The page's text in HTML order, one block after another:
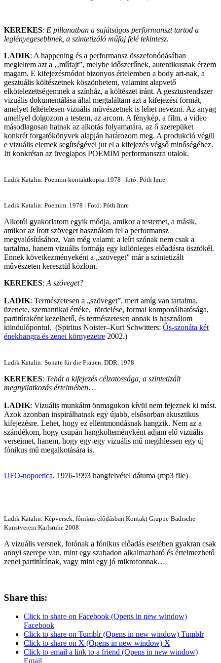
KEREKES: E pillanatban a sajátságos performanszt tartod a
leglényegesebbnek, a szintetizáló műfaj felé tekintesz.
LADIK: A happening és a performansz összefonódásában
megleltem azt a ‚‚műfajt”, melybe időszerűnek, autentikusnak érzem
magam. E kifejezésmódot bizonyos értelemben a body art-nak, a
gesztuális költészetnek köszönhetem, valamint alapvető
elkötelezettségemnek a színház, a költészet iránt. A gesztusrendszer
vizuális dokumentálása által megtaláltam azt a kifejezési formát,
amelyet feltételesen vizuális művészetnek is lehet nevezni. Az anyag
amellyel dolgozom a testem, az arcom. A fénykép, a film, a video
másodlagosan hatnak az alkotás folyamatára, az ő szerepüket
konkrét forgatókönyvek alapján határozom meg. A produkció végül
e vizuális elemek segítségével jut el a kifejezés végső minőségéhez.
Itt konkrétan az üveglapos POEMIM performanszra utalok.
Ladik Katalin: Poemim-kontaktkopia. 1978 | fotó: Póth Imre
Ladik Katalin: Poemim. 1978 | Fotó: Póth Imre
Alkotói gyakorlatom egyik módja, amikor a testemet, a másik,
amikor az írott szöveget használom fel a performansz
megvalósításához. Van még valami: a leírt szónak nem csak a
tartalma, hanem vizuális formája egy különleges előadásra ösztökél.
Ennek következményeként a „szöveget” már a szintetizált
művészeten keresztül közlöm.
KEREKES: A szöveget?
LADIK: Természetesen a „szöveget”, mert amíg van tartalma,
üzenete, szemantikai értéke, tördelése, formai komponálhatósága,
partitúraként kezelhető, és természetesen annak is használom
kiindulópontul. (Spiritus Noister–Kurt Schwitters: Ős-szonáta két
énekhangra és zenei környezetre 2002.)
Ladik Katalin: Sonate für die Frauen. DDR, 1978
KEREKES: Tehát a kifejezés célzatossága, a szintetizált
megnyilatkozás értelmében…
LADIK: Vizuális munkáim önmagukon kívül nem fejeznek ki mást.
Azok azonban inspirálhatnak egy újabb, elsősorban akusztikus
kifejezésre. Lehet, hogy ez ellentmondásnak hangzik. Nem az a
szándékom, hogy csupán hangkölteményként adjam elő vizuális
verseimet, hanem, hogy egy-egy vizuális mű megihlessen egy új
fónikus mű megalkotására is.
UFO-nopoetica. 1976-1993 hangfelvétel dátuma (mp3 file)
Ladik Katalin: Képversek, fónikus elődásban Kontakt Gruppe-Badische
Kunstverein Karlsruhe 2008
A vizuális versnek, fotónak a fónikus előadás esetében gyakran csak
annyi szerepe van, mint egy szabadon alkalmazható és értelmezhető
zenei partitúrának, vagy mint egy jó mikrofonnak…
Share this:
Click to share on Facebook (Opens in new window)
Facebook
Click to share on Tumblr (Opens in new window) Tumblr
Click to share on X (Opens in new window) X
Click to email a link to a friend (Opens in new window)
Email